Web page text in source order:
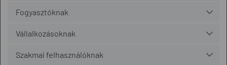
Fogyasztóknak
Vállalkozásoknak
Szakmai felhasználóknak